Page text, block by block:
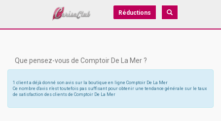
Réductions
Que pensez-vous de Comptoir De La Mer ?
1 client a déjà donné son avis sur la boutique en ligne Comptoir De La Mer
Ce nombre d'avis n'est toutefois pas suffisant pour obtenir une tendance générale sur le taux
de satisfaction des clients de Comptoir De La Mer